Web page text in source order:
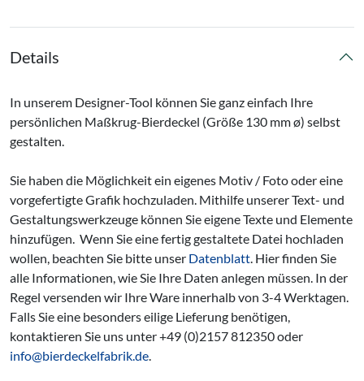
Details
In unserem Designer-Tool können Sie ganz einfach Ihre
persönlichen Maßkrug-Bierdeckel (Größe 130 mm ø) selbst
gestalten.
Sie haben die Möglichkeit ein eigenes Motiv / Foto oder eine
vorgefertigte Grafik hochzuladen. Mithilfe unserer Text- und
Gestaltungswerkzeuge können Sie eigene Texte und Elemente
hinzufügen. Wenn Sie eine fertig gestaltete Datei hochladen
wollen, beachten Sie bitte unser Datenblatt . Hier finden Sie
alle Informationen, wie Sie Ihre Daten anlegen müssen. In der
Regel versenden wir Ihre Ware innerhalb von 3-4 Werktagen.
Falls Sie eine besonders eilige Lieferung benötigen,
kontaktieren Sie uns unter +49 (0)2157 812350 oder
info@bierdeckelfabrik.de